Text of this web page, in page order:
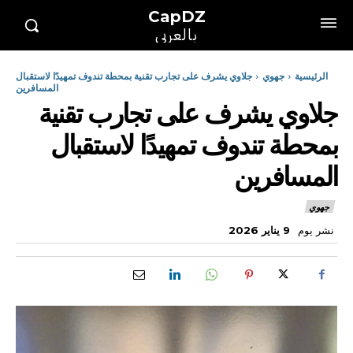
CapDZ
بالعربي
الرئيسية جهوي
جلاوي يشرف على تجارب تقنية بمحطة تندوف تمهيدًا لاستقبال
المسافرين
جلاوي يشرف على تجارب تقنية
بمحطة تندوف تمهيدًا لاستقبال
المسافرين
جهوي
نشر يوم 9 يناير 2026